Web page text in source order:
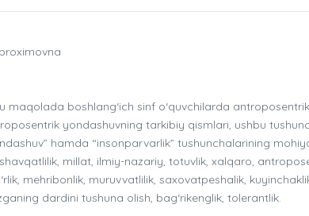
maqolada boshlang‘ich sinf o‘quvchilarda
yondashuvning tarkibiy qismlari, ushbu
hamda “insonparvarlik” tushunchalarining
millat, ilmiy-nazariy, totuvlik, xalqaro,
mehribonlik, muruvvatlilik, saxovatpeshalik,
dardini tushuna olish, bag‘rikenglik, tolerantlik.